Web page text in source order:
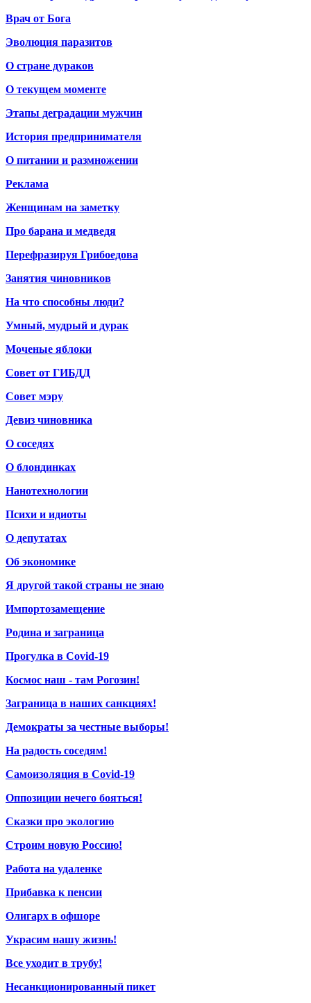
Врач от Бога
Эволюция паразитов
О стране дураков
О текущем моменте
Этапы деградации мужчин
История предпринимателя
О питании и размножении
Реклама
Женщинам на заметку
Про барана и медведя
Перефразируя Грибоедова
Занятия чиновников
На что способны люди?
Умный, мудрый и дурак
Моченые яблоки
Совет от ГИБДД
Совет мэру
Девиз чиновника
О соседях
О блондинках
Нанотехнологии
Психи и идиоты
О депутатах
Об экономике
Я другой такой страны не знаю
Импортозамещение
Родина и заграница
Прогулка в Covid-19
Космос наш - там Рогозин!
Заграница в наших санкциях!
Демократы за честные выборы!
На радость соседям!
Самоизоляция в Covid-19
Оппозиции нечего бояться!
Сказки про экологию
Строим новую Россию!
Работа на удаленке
Прибавка к пенсии
Олигарх в офшоре
Украсим нашу жизнь!
Все уходит в трубу!
Несанкционированный пикет